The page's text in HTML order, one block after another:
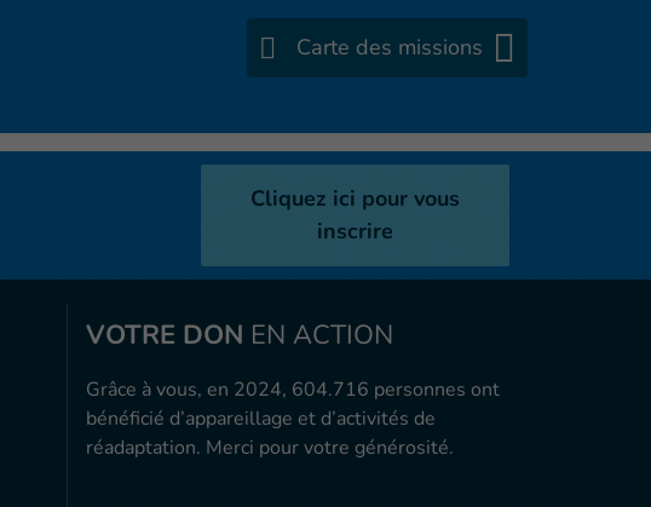
Carte des missions
Cliquez ici pour vous
inscrire
VOTRE DON EN ACTION
Grâce à vous, en 2024, 604.716 personnes ont
bénéficié d’appareillage et d’activités de
réadaptation. Merci pour votre générosité.